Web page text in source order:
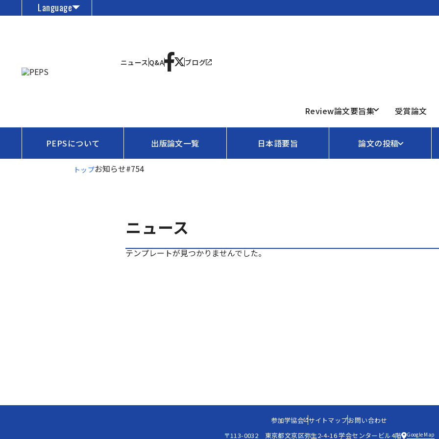
Language
ニュース Q&A ブログ
Review論文要旨集 受賞論文
PEPSについて 出版論文一覧 日本語要旨 論文の投稿
トップお知らせ#754
ニュース
テンプレートが見つかりませんでした。
参加学協会 サイトマップお問い合わせ
〒113-0032 東京都文京区弥生2-4-16 学会センタービル4階
Google Map